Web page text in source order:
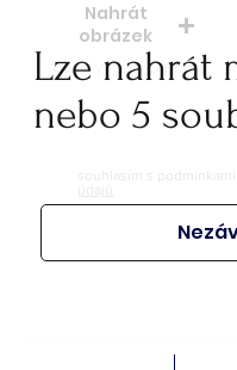
Nahrát
obrázek
soubory: jpeg, jpg, png
Lze nahrát
nebo 5
souhlasím s
údajů